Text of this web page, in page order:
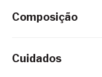
Composição
Cuidados